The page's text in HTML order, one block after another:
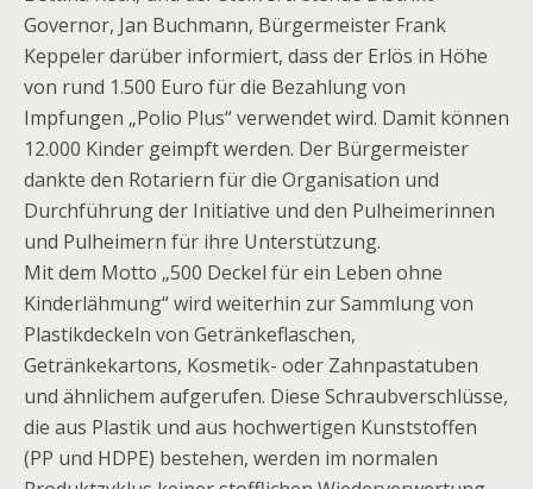
Governor, Jan Buchmann, Bürgermeister Frank
Keppeler darüber informiert, dass der Erlös in Höhe
von rund 1.500 Euro für die Bezahlung von
Impfungen „Polio Plus“ verwendet wird. Damit können
12.000 Kinder geimpft werden. Der Bürgermeister
dankte den Rotariern für die Organisation und
Durchführung der Initiative und den Pulheimerinnen
und Pulheimern für ihre Unterstützung.
Mit dem Motto „500 Deckel für ein Leben ohne
Kinderlähmung“ wird weiterhin zur Sammlung von
Plastikdeckeln von Getränkeflaschen,
Getränkekartons, Kosmetik- oder Zahnpastatuben
und ähnlichem aufgerufen. Diese Schraubverschlüsse,
die aus Plastik und aus hochwertigen Kunststoffen
(PP und HDPE) bestehen, werden im normalen